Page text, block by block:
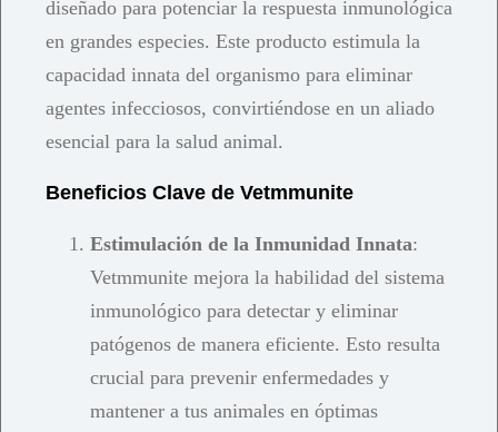
diseñado para potenciar la respuesta inmunológica
en grandes especies. Este producto estimula la
capacidad innata del organismo para eliminar
agentes infecciosos, convirtiéndose en un aliado
esencial para la salud animal.
Beneficios Clave de Vetmmunite
Estimulación de la Inmunidad Innata:
Vetmmunite mejora la habilidad del sistema
inmunológico para detectar y eliminar
patógenos de manera eficiente. Esto resulta
crucial para prevenir enfermedades y
mantener a tus animales en óptimas